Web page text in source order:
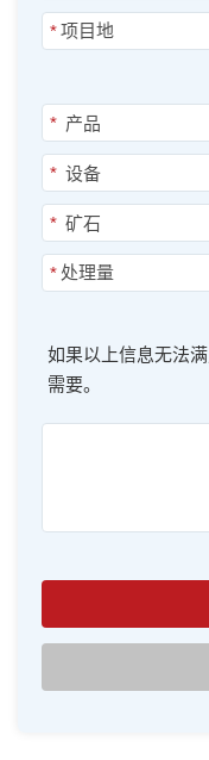
*
*
*
*
*
如果以上信息无法
需要。